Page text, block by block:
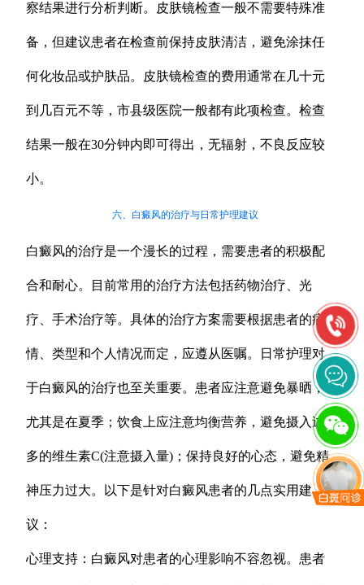
察结果进行分析判断。皮肤镜检查一般不需要特殊准
备，但建议患者在检查前保持皮肤清洁，避免涂抹任
何化妆品或护肤品。皮肤镜检查的费用通常在几十元
到几百元不等，市县级医院一般都有此项检查。检查
结果一般在30分钟内即可得出，无辐射，不良反应较
小。
六、白癜风的治疗与日常护理建议
白癜风的治疗是一个漫长的过程，需要患者的积极配
合和耐心。目前常用的治疗方法包括药物治疗、光
疗、手术治疗等。具体的治疗方案需要根据患者的病
情、类型和个人情况而定，应遵从医嘱。日常护理对
于白癜风的治疗也至关重要。患者应注意避免暴晒，
尤其是在夏季；饮食上应注意均衡营养，避免摄入过
多的维生素C(注意摄入量)；保持良好的心态，避免精
神压力过大。以下是针对白癜风患者的几点实用建
议：
心理支持：白癜风对患者的心理影响不容忽视。患者